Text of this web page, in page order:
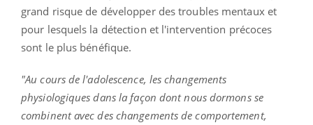
grand risque de développer des troubles mentaux et
pour lesquels la détection et l'intervention précoces
sont le plus bénéfique.
"Au cours de l'adolescence, les changements
physiologiques dans la façon dont nous dormons se
combinent avec des changements de comportement,